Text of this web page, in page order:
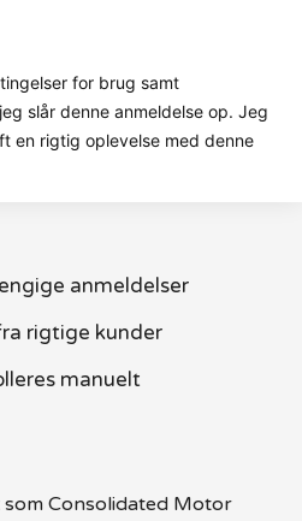
for brug samt
slår denne anmeldelse op. Jeg
en rigtig oplevelse med denne
anmeldelser
rigtige kunder
manuelt
som Consolidated Motor